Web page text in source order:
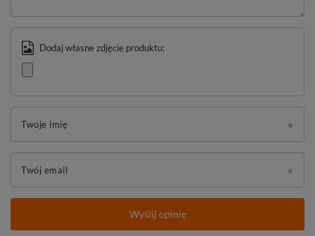
Dodaj własne zdjęcie produktu:
Twoje imię
Twój email
Wyślij opinię